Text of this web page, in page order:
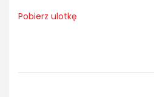
Pobierz ulotkę